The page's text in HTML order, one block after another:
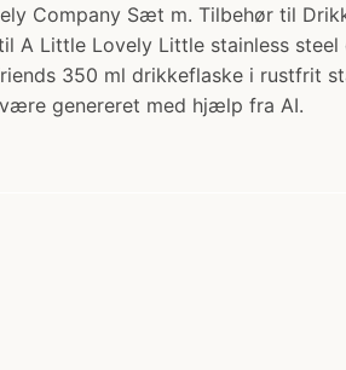
Company Sæt m. Tilbehør til
A Little Lovely Little stainless
350 ml drikkeflaske i rustfrit
genereret med hjælp fra AI.